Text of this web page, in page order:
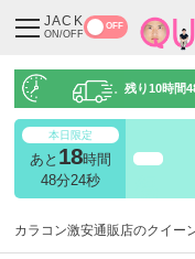
JACK
ON/OFF
OFF
残り10時間
本日限定
あと 18時間
48分23秒
カラコン激安通販店のクイー